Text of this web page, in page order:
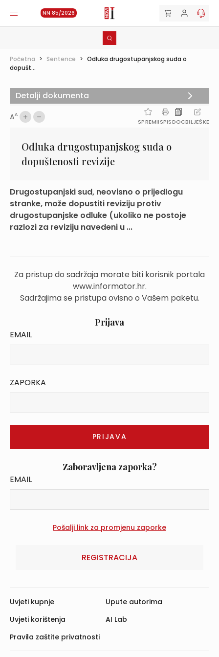
NN 85/2026
Početna > Sentence > Odluka drugostupanjskog suda o
dopušt...
AA
SPREMIISPISDOCBILJEŠKE
Odluka drugostupanjskog suda o
dopuštenosti revizije
Drugostupanjski sud, neovisno o prijedlogu
stranke, može dopustiti reviziju protiv
drugostupanjske odluke (ukoliko ne postoje
razlozi za reviziju navedeni u ...
Za pristup do sadržaja morate biti korisnik portala
www.informator.hr.
Sadržajima se pristupa ovisno o Vašem paketu.
Prijava
EMAIL
ZAPORKA
Zaboravljena zaporka?
EMAIL
REGISTRACIJA
Detalji dokumenta
Uvjeti kupnje
Uvjeti korištenja
Pravila zaštite privatnosti
Upute autorima
AI Lab